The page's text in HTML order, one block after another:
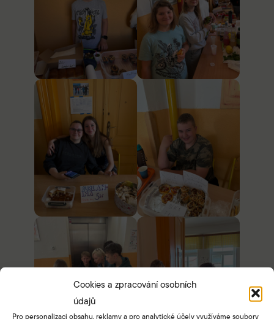
Cookies a zpracování osobních
údajů
Pro personalizaci obsahu, reklamy a pro analytické účely využíváme soubory